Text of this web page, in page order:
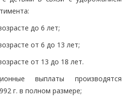
до 6 лет;
от 6 до 13 лет;
от 13 до 18 лет.
выплаты производятся
г. в полном размере;